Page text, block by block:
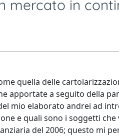
mercato in
quella delle
a seguito della
mio elaborato andrei ad
e quali sono i soggetti
del 2006; questo mi